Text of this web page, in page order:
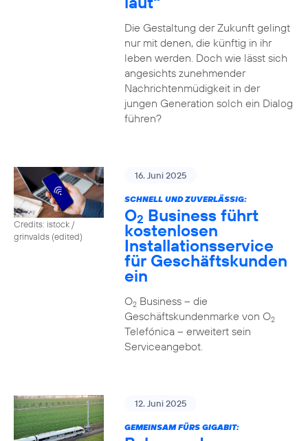
Die Gestaltung der Zukunft gelingt
nur mit denen, die künftig in ihr
leben werden. Doch wie lässt sich
angesichts zunehmender
Nachrichtenmüdigkeit in der
jungen Generation solch ein Dialog
führen?
Credits: istock /
grinvalds (edited)
16. Juni 2025
SCHNELL UND ZUVERLÄSSIG:
O2 Business führt
kostenlosen
Installationsservice
für Geschäftskunden
ein
O2Business – die
Geschäftskundenmarke von O2
Telefónica – erweitert sein
Serviceangebot.
12. Juni 2025
GEMEINSAM FÜRS GIGABIT: